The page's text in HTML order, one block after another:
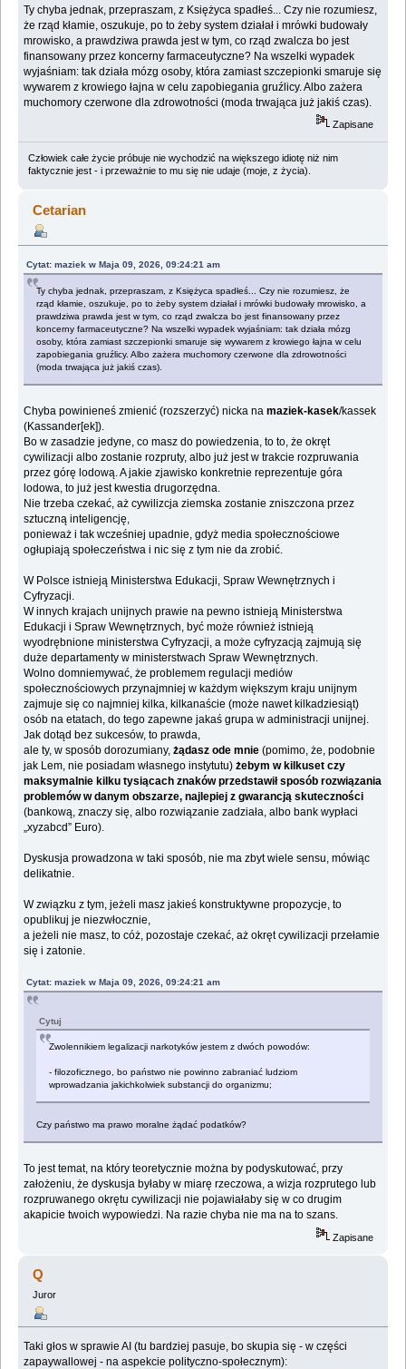
Ty chyba jednak, przepraszam, z Księżyca spadłeś... Czy nie rozumiesz,
że rząd kłamie, oszukuje, po to żeby system działał i mrówki budowały
mrowisko, a prawdziwa prawda jest w tym, co rząd zwalcza bo jest
finansowany przez koncerny farmaceutyczne? Na wszelki wypadek
wyjaśniam: tak działa mózg osoby, która zamiast szczepionki smaruje się
wywarem z krowiego łajna w celu zapobiegania gruźlicy. Albo zażera
muchomory czerwone dla zdrowotności (moda trwająca już jakiś czas).
Zapisane
Człowiek całe życie próbuje nie wychodzić na większego idiotę niż nim
faktycznie jest - i przeważnie to mu się nie udaje (moje, z życia).
Cetarian
Cytat: maziek w Maja 09, 2026, 09:24:21 am
Ty chyba jednak, przepraszam, z Księżyca spadłeś... Czy nie rozumiesz, że
rząd kłamie, oszukuje, po to żeby system działał i mrówki budowały mrowisko, a
prawdziwa prawda jest w tym, co rząd zwalcza bo jest finansowany przez
koncerny farmaceutyczne? Na wszelki wypadek wyjaśniam: tak działa mózg
osoby, która zamiast szczepionki smaruje się wywarem z krowiego łajna w celu
zapobiegania gruźlicy. Albo zażera muchomory czerwone dla zdrowotności
(moda trwająca już jakiś czas).
Chyba powinieneś zmienić (rozszerzyć) nicka namaziek-kasek/kassek
(Kassander[ek]).
Bo w zasadzie jedyne, co masz do powiedzenia, to to, że okręt
cywilizacji albo zostanie rozpruty, albo już jest w trakcie rozpruwania
przez górę lodową. A jakie zjawisko konkretnie reprezentuje góra
lodowa, to już jest kwestia drugorzędna.
Nie trzeba czekać, aż cywilizcja ziemska zostanie zniszczona przez
sztuczną inteligencję,
ponieważ i tak wcześniej upadnie, gdyż media społecznościowe
ogłupiają społeczeństwa i nic się z tym nie da zrobić.
W Polsce istnieją Ministerstwa Edukacji, Spraw Wewnętrznych i
Cyfryzacji.
W innych krajach unijnych prawie na pewno istnieją Ministerstwa
Edukacji i Spraw Wewnętrznych, być może również istnieją
wyodrębnione ministerstwa Cyfryzacji, a może cyfryzacją zajmują się
duże departamenty w ministerstwach Spraw Wewnętrznych.
Wolno domniemywać, że problemem regulacji mediów
społecznościowych przynajmniej w każdym większym kraju unijnym
zajmuje się co najmniej kilka, kilkanaście (może nawet kilkadziesiąt)
osób na etatach, do tego zapewne jakaś grupa w administracji unijnej.
Jak dotąd bez sukcesów, to prawda,
ale ty, w sposób dorozumiany,żądasz ode mnie(pomimo, że, podobnie
jak Lem, nie posiadam własnego instytutu)żebym w kilkuset czy
maksymalnie kilku tysiącach znaków przedstawił sposób rozwiązania
problemów w danym obszarze, najlepiej z gwarancją skuteczności
(bankową, znaczy się, albo rozwiązanie zadziała, albo bank wypłaci
„xyzabcd” Euro).
Dyskusja prowadzona w taki sposób, nie ma zbyt wiele sensu, mówiąc
delikatnie.
W związku z tym, jeżeli masz jakieś konstruktywne propozycje, to
opublikuj je niezwłocznie,
a jeżeli nie masz, to cóż, pozostaje czekać, aż okręt cywilizacji przełamie
się i zatonie.
Cytat: maziek w Maja 09, 2026, 09:24:21 am
Cytuj
Zwolennikiem legalizacji narkotyków jestem z dwóch powodów:
- filozoficznego, bo państwo nie powinno zabraniać ludziom
wprowadzania jakichkolwiek substancji do organizmu;
Czy państwo ma prawo moralne żądać podatków?
To jest temat, na który teoretycznie można by podyskutować, przy
założeniu, że dyskusja byłaby w miarę rzeczowa, a wizja rozprutego lub
rozpruwanego okrętu cywilizacji nie pojawiałaby się w co drugim
akapicie twoich wypowiedzi. Na razie chyba nie ma na to szans.
Zapisane
Q
Juror
Taki głos w sprawie AI (tu bardziej pasuje, bo skupia się - w części
zapaywallowej - na aspekcie polityczno-społecznym):